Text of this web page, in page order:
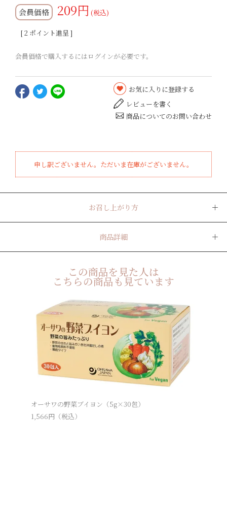
会員価格 209 税込
[2 ポイント進呈 ]
会員価格で購入するにはログインが必要です。
お気に入りに登録する
レビューを書く
商品についてのお問い合わせ
申し訳ございません。ただいま在庫がございません。
お召し上がり方
商品詳細
この商品を見た人は
こちらの商品も見ています
オーサワの野菜ブイヨン（5g×30包）
1,566円（税込）